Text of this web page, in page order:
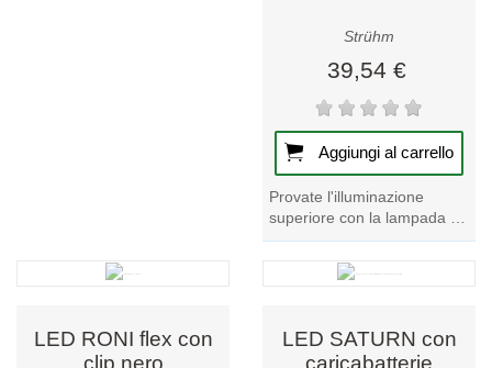
Strühm
39,54 €
Aggiungi al carrello
Provate l'illuminazione
superiore con la lampada da
scrivania a LED nera
RAMZES, la scelta migliore
per gli utenti...
LED RONI flex con
clip nero
LED SATURN con
caricabatterie